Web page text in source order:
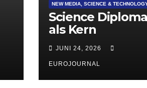
NEW MEDIA, SCIENCE &
Science
als Kern
Beziehungen
JUNI 24, 2026
EUROJOURNAL